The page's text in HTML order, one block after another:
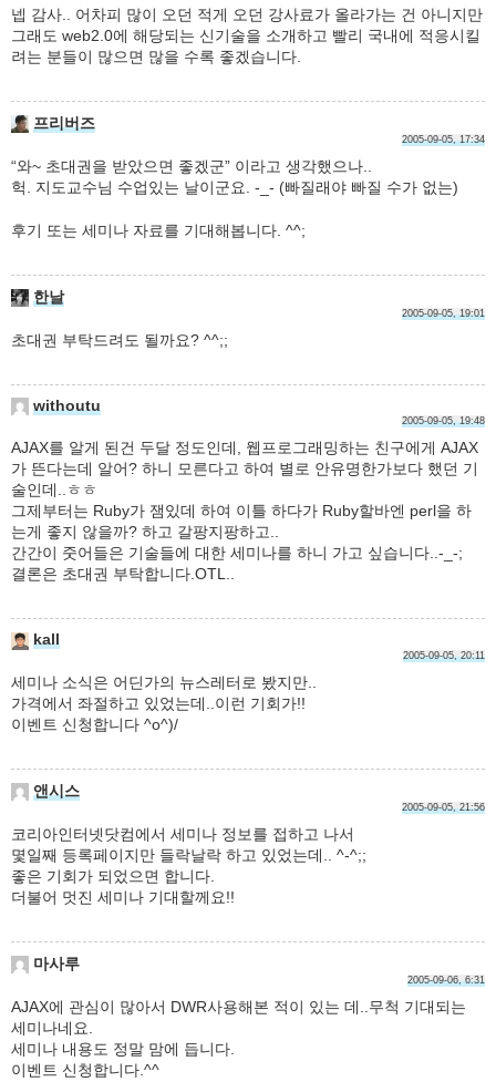
넵 감사.. 어차피 많이 오던 적게 오던 강사료가 올라가는 건 아니지만
그래도 web2.0에 해당되는 신기술을 소개하고 빨리 국내에 적응시킬
려는 분들이 많으면 많을 수록 좋겠습니다.
프리버즈
2005-09-05, 17:34
“와~ 초대권을 받았으면 좋겠군” 이라고 생각했으나..
헉. 지도교수님 수업있는 날이군요. -_- (빠질래야 빠질 수가 없는)
후기 또는 세미나 자료를 기대해봅니다. ^^;
한날
2005-09-05, 19:01
초대권 부탁드려도 될까요? ^^;;
withoutu
2005-09-05, 19:48
AJAX를 알게 된건 두달 정도인데, 웹프로그래밍하는 친구에게 AJAX
가 뜬다는데 알어? 하니 모른다고 하여 별로 안유명한가보다 했던 기
술인데..ㅎㅎ
그제부터는 Ruby가 잼있데 하여 이틀 하다가 Ruby할바엔 perl을 하
는게 좋지 않을까? 하고 갈팡지팡하고..
간간이 줏어들은 기술들에 대한 세미나를 하니 가고 싶습니다..-_-;
결론은 초대권 부탁합니다.OTL..
kall
2005-09-05, 20:11
세미나 소식은 어딘가의 뉴스레터로 봤지만..
가격에서 좌절하고 있었는데..이런 기회가!!
이벤트 신청합니다 ^o^)/
앤시스
2005-09-05, 21:56
코리아인터넷닷컴에서 세미나 정보를 접하고 나서
몇일째 등록페이지만 들락날락 하고 있었는데.. ^-^;;
좋은 기회가 되었으면 합니다.
더불어 멋진 세미나 기대할께요!!
마사루
2005-09-06, 6:31
AJAX에 관심이 많아서 DWR사용해본 적이 있는 데..무척 기대되는
세미나네요.
세미나 내용도 정말 맘에 듭니다.
이벤트 신청합니다.^^